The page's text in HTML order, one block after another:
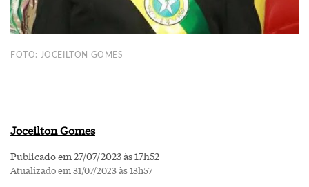
FOTO: JOCEILTON GOMES
Joceilton Gomes
Publicado em 27/07/2023 às 17h52
Atualizado em 31/07/2023 às 13h57